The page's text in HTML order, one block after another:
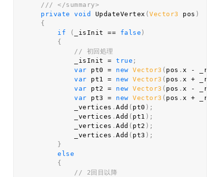
/// </summary>
private
void UpdateVertex (Vector3 pos )
{
if
( _isInit == false )
{
// 初回処理
            _isInit
= true ;
var pt0 = new Vector3 ( pos .x -
var pt1 = new Vector3 ( pos .x +
var pt2 = new Vector3 ( pos .x -
var pt3 = new Vector3 ( pos .x +
            _vertices
.Add ( pt0 ) ;
            _vertices
.Add ( pt1 ) ;
            _vertices
.Add ( pt2 ) ;
            _vertices
.Add ( pt3 ) ;
}
else
{
// 2回目以降